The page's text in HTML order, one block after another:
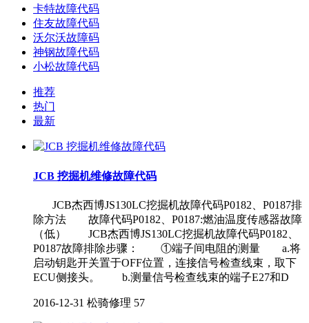
卡特故障代码
住友故障代码
沃尔沃故障码
神钢故障代码
小松故障代码
推荐
热门
最新
JCB 挖掘机维修故障代码
JCB杰西博JS130LC挖掘机故障代码P0182、P0187排
除方法 故障代码P0182、P0187:燃油温度传感器故障
（低） JCB杰西博JS130LC挖掘机故障代码P0182、
P0187故障排除步骤： ①端子间电阻的测量 a.将
启动钥匙开关置于OFF位置，连接信号检查线束，取下
ECU侧接头。 b.测量信号检查线束的端子E27和D
2016-12-31 松骑修理 57